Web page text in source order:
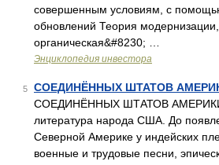
совершенным условиям, с
обновлений Теория
органическая&#8230; …
Энциклопедия инвестора
5 СОЕДИНЁННЫХ ШТАТОВ
СОЕДИНЁННЫХ ШТАТОВ
литература народа США. До
Северной Америке у индейских
военные и трудовые песни,